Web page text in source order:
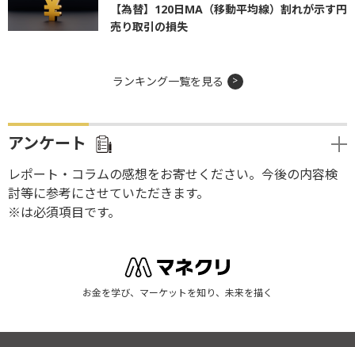
【為替】120日MA（移動平均線）割れが示す円
売り取引の損失
ランキング一覧を見る
アンケート
レポート・コラムの感想をお寄せください。今後の内容検
討等に参考にさせていただきます。
※は必須項目です。
お金を学び、マーケットを知り、未来を描く